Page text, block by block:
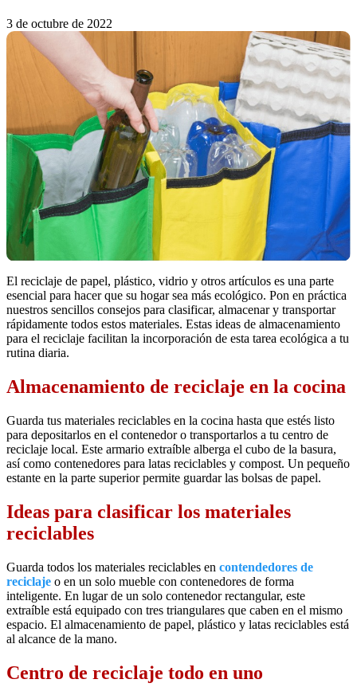
3 de octubre de 2022
El reciclaje de papel, plástico, vidrio y otros artículos es una parte
esencial para hacer que su hogar sea más ecológico. Pon en práctica
nuestros sencillos consejos para clasificar, almacenar y transportar
rápidamente todos estos materiales. Estas ideas de almacenamiento
para el reciclaje facilitan la incorporación de esta tarea ecológica a tu
rutina diaria.
Almacenamiento de reciclaje en la cocina
Guarda tus materiales reciclables en la cocina hasta que estés listo
para depositarlos en el contenedor o transportarlos a tu centro de
reciclaje local. Este armario extraíble alberga el cubo de la basura,
así como contenedores para latas reciclables y compost. Un pequeño
estante en la parte superior permite guardar las bolsas de papel.
Ideas para clasificar los materiales
reciclables
Guarda todos los materiales reciclables en contendedores de
reciclaje o en un solo mueble con contenedores de forma
inteligente. En lugar de un solo contenedor rectangular, este
extraíble está equipado con tres triangulares que caben en el mismo
espacio. El almacenamiento de papel, plástico y latas reciclables está
al alcance de la mano.
Centro de reciclaje todo en uno